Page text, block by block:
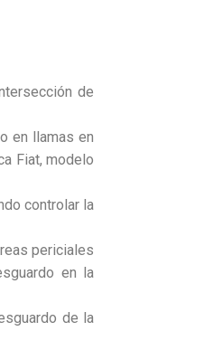
de
en llamas en
Fiat, modelo
controlar la
periciales
en la
de la